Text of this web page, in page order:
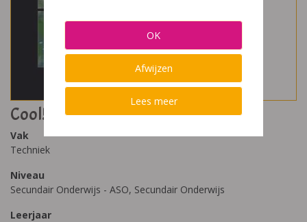
Cool! 2 (2025)
Vak
Techniek
Niveau
Secundair Onderwijs - ASO, Secundair Onderwijs
Leerjaar
OK
Afwijzen
Lees meer